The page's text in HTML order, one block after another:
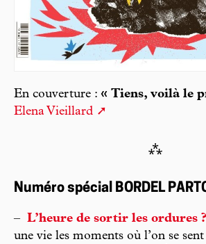
En couverture : « Tiens, voilà le
Elena Vieillard
⁂
Numéro spécial BORDEL
– L’heure de sortir les ordures ?
une vie les moments où l’on se